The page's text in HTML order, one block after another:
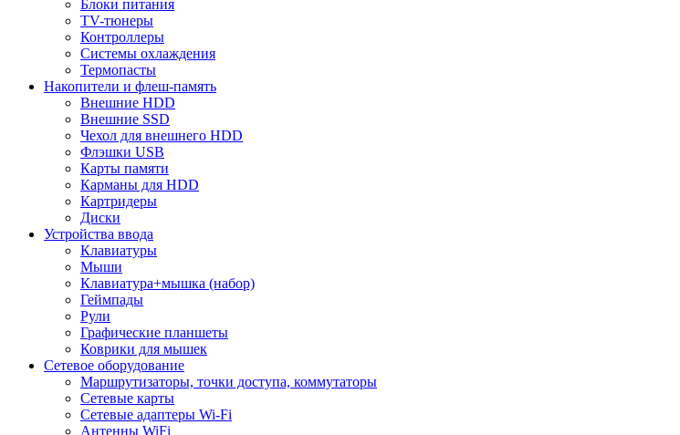
Блоки питания
TV-тюнеры
Контроллеры
Системы охлаждения
Термопасты
Накопители и флеш-память
Внешние HDD
Внешние SSD
Чехол для внешнего HDD
Флэшки USB
Карты памяти
Карманы для HDD
Картридеры
Диски
Устройства ввода
Клавиатуры
Мыши
Клавиатура+мышка (набор)
Геймпады
Рули
Графические планшеты
Коврики для мышек
Сетевое оборудование
Маршрутизаторы, точки доступа, коммутаторы
Сетевые карты
Сетевые адаптеры Wi-Fi
Антенны WiFi